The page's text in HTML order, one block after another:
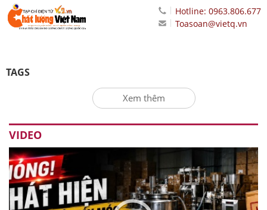
Hotline: 0963.806.677
Toasoan@vietq.vn
TAGS
Xem thêm
VIDEO